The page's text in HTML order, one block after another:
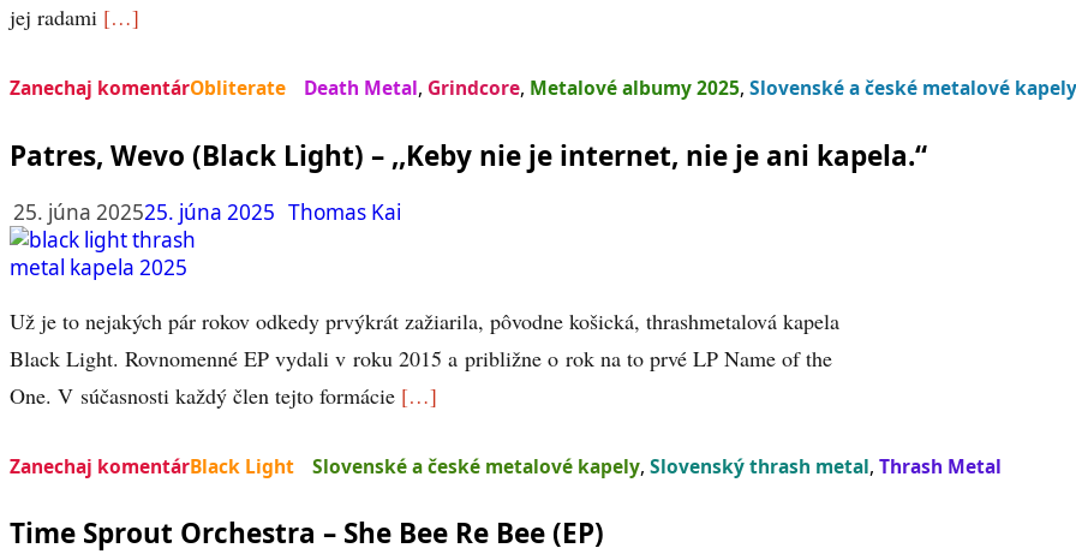
jej radami […]
Zanechaj komentárObliterate Death Metal, Grindcore, Metalové albumy 2025, Slovenské a české metalové kapely
Patres, Wevo (Black Light) – ,,Keby nie je internet, nie je ani kapela.“
25. júna 202525. júna 2025 Thomas Kai
Už je to nejakých pár rokov odkedy prvýkrát zažiarila, pôvodne košická, thrashmetalová kapela
Black Light. Rovnomenné EP vydali v roku 2015 a približne o rok na to prvé LP Name of the
One. V súčasnosti každý člen tejto formácie […]
Zanechaj komentárBlack Light Slovenské a české metalové kapely, Slovenský thrash metal, Thrash Metal
Time Sprout Orchestra – She Bee Re Bee (EP)